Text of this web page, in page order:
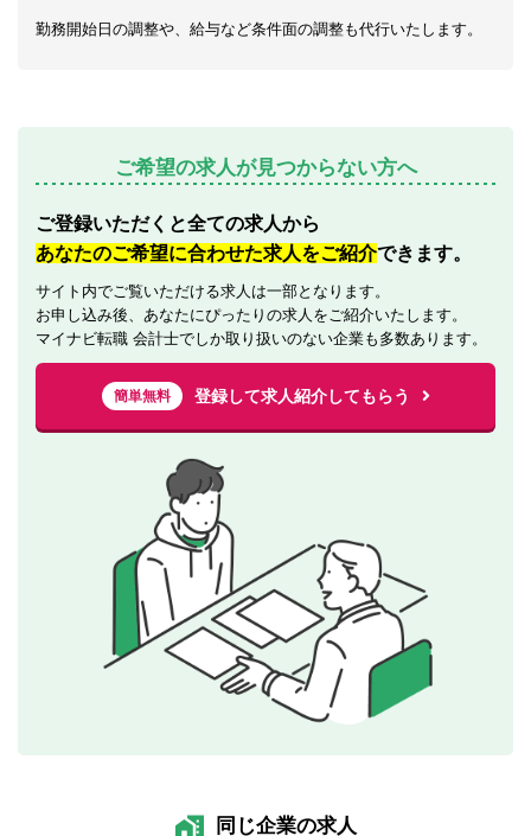
勤務開始日の調整や、給与など条件面の調整も代行いたします。
ご希望の求人が見つからない方へ
ご登録いただくと全ての求人から
あなたのご希望に合わせた求人をご紹介できます。
サイト内でご覧いただける求人は一部となります。
お申し込み後、あなたにぴったりの求人をご紹介いたします。
マイナビ転職 会計士でしか取り扱いのない企業も多数あります。
簡単無料 登録して求人紹介してもらう
同じ企業の求人